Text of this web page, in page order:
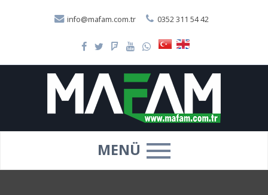
info@mafam.com.tr 0352 311 54 42
MENÜ